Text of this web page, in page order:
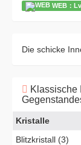
WEB：
Die schicke
Klassische
Kristalle
Blitzkristall (3)